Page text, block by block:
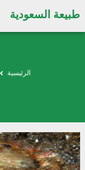
طبيعة السعودية
الرئيسية